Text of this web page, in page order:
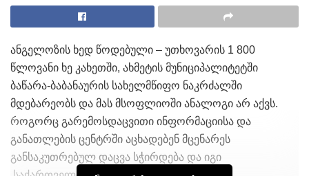
ანგელოზის ხედ წოდებული – უთხოვარის 1 800
წლოვანი ხე კახეთში, ახმეტის მუნიციპალიტეტში
ბაწარა-ბაბანაურის სახელმწიფო ნაკრძალში
მდებარეობს და მას მსოფლიოში ანალოგი არ აქვს.
როგორც გარემოსდაცვითი ინფორმაციისა და
განათლების ცენტრში აცხადებენ მცენარეს
განსაკუთრებულ დაცვა სჭირდება და იგი